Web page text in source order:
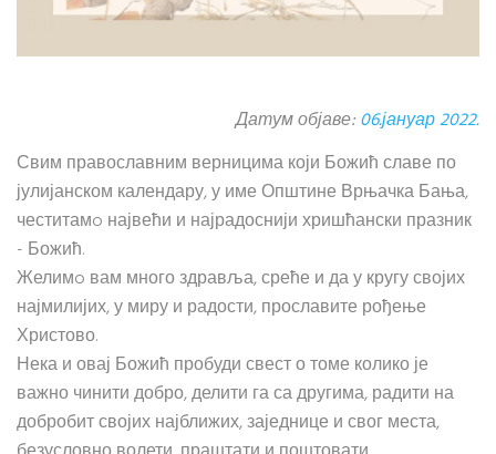
Датум објаве:06.јануар 2022.
Свим православним верницима који Божић славе по
јулијанском календару, у име Општине Врњачка Бања,
честитамo највећи и најрадоснији хришћански празник
- Божић.
Желимo вам много здравља, среће и да у кругу својих
најмилијих, у миру и радости, прославите рођење
Христово.
Нека и овај Божић пробуди свест о томе колико је
важно чинити добро, делити га са другима, радити на
добробит својих најближих, заједнице и свог места,